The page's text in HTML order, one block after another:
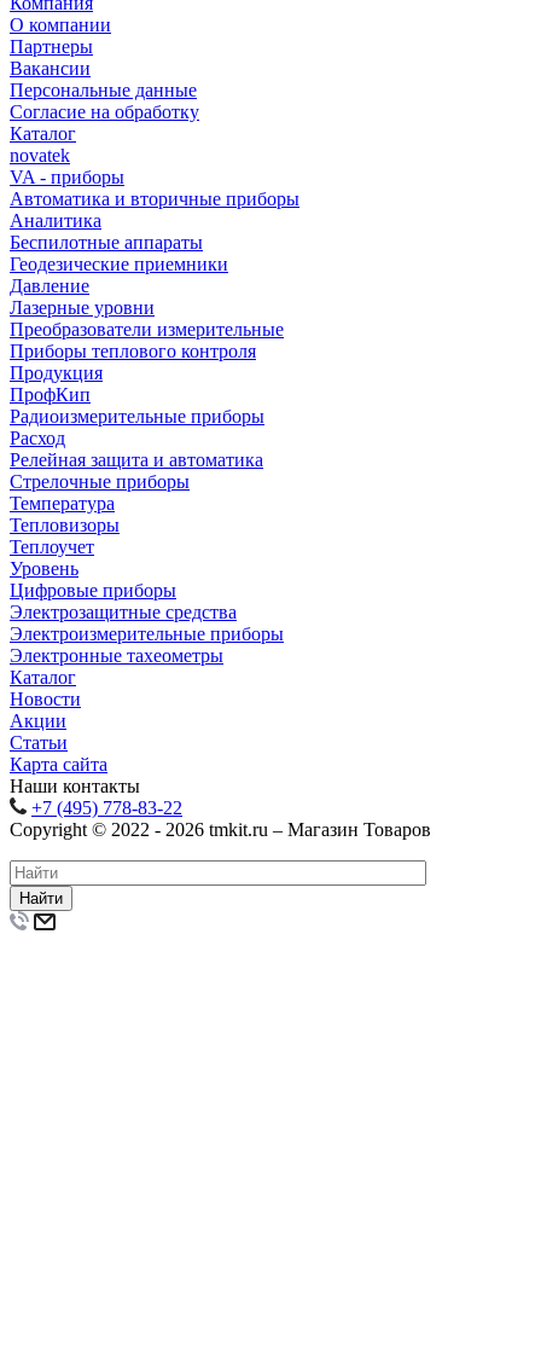
О компании
Партнеры
Вакансии
Персональные данные
Согласие на обработку
Каталог
novatek
VA - приборы
Автоматика и вторичные приборы
Аналитика
Беспилотные аппараты
Геодезические приемники
Давление
Лазерные уровни
Преобразователи измерительные
Приборы теплового контроля
Продукция
ПрофКип
Радиоизмерительные приборы
Расход
Релейная защита и автоматика
Стрелочные приборы
Температура
Тепловизоры
Теплоучет
Уровень
Цифровые приборы
Электрозащитные средства
Электроизмерительные приборы
Электронные тахеометры
Каталог
Новости
Акции
Статьи
Карта сайта
Наши контакты
+7 (495) 778-83-22
Copyright © 2022 - 2026 tmkit.ru – Магазин Товаров
Найти